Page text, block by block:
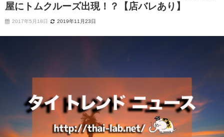
屋にトムクルーズ出現！？【店バレあり】
2017年5月18日 2019年11月23日